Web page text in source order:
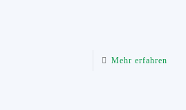
Mehr erfahren